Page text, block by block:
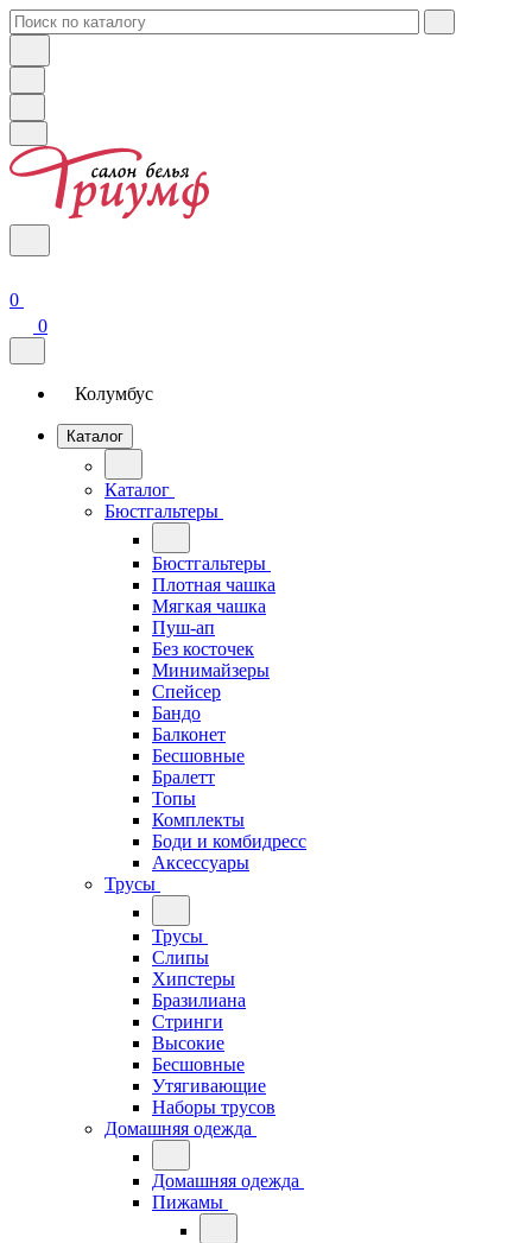
0
0
Колумбус
Каталог
Каталог
Бюстгальтеры
Бюстгальтеры
Плотная чашка
Мягкая чашка
Пуш-ап
Без косточек
Минимайзеры
Спейсер
Бандо
Балконет
Бесшовные
Бралетт
Топы
Комплекты
Боди и комбидресс
Аксессуары
Трусы
Трусы
Слипы
Хипстеры
Бразилиана
Стринги
Высокие
Бесшовные
Утягивающие
Наборы трусов
Домашняя одежда
Домашняя одежда
Пижамы